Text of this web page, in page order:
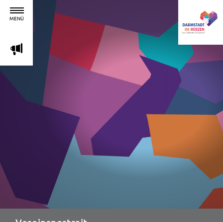
MENÜ
m